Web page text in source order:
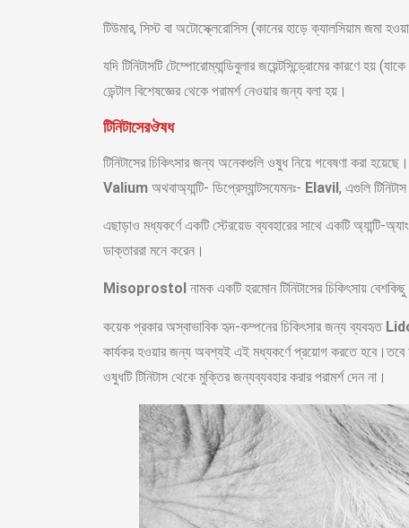
টিউমার, সিস্ট বা অটোস্ক্লেরোসিস (কানের হাড়ে ক্যালসিয়াম জমা
যদি টিনিটাসটি টেম্পোরোম্যান্ডিবুলার জয়েন্টসিন্ড্রোমের কারণে হয়
ডেন্টাল বিশেষজ্ঞের থেকে পরামর্শ নেওয়ার জন্য বলা হয়।
টিনিটাসেরঔষধ
টিনিটাসের চিকিৎসার জন্য অনেকগুলি ওষুধ নিয়ে গবেষণা করা
Valium অথবাঅ্যান্টি- ডিপ্রেস্যান্টসযেমনঃ- Elavil, এগুলি
এছাড়াও মধ্যকর্ণে একটি স্টেরয়েড ব্যবহারের সাথে একটি অ্যান্টি-
ডাক্তাররা মনে করেন।
Misoprostol নামক একটি হরমোন টিনিটাসের চিকিৎসায়
কয়েক প্রকার অস্বাভাবিক হৃদ-কম্পনের চিকিৎসার জন্য ব্যবহৃত
কার্যকর হওয়ার জন্য অবশ্যই এই মধ্যকর্ণে প্রয়োগ করতে হবে।তবে
ওষুধটি টিনিটাস থেকে মুক্তির জন্যব্যবহার করার পরামর্শ দেন না।